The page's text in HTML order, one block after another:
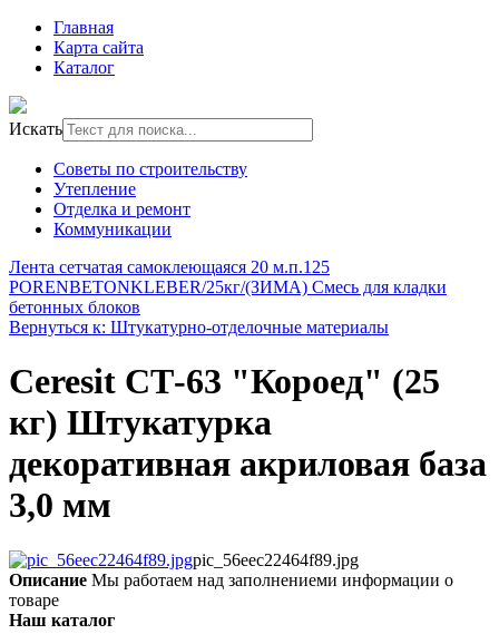
Главная
Карта сайта
Каталог
Искать
Советы по строительству
Утепление
Отделка и ремонт
Коммуникации
Лента сетчатая самоклеющаяся 20 м.п.125
PORENBETONKLEBER/25кг/(ЗИМА) Смесь для кладки
бетонных блоков
Вернуться к: Штукатурно-отделочные материалы
Ceresit СТ-63 "Короед" (25
кг) Штукатурка
декоративная акриловая база
3,0 мм
pic_56eec22464f89.jpg
Описание Мы работаем над заполнениеми информации о
товаре
Наш каталог